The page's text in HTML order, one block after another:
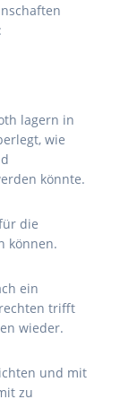
lagern in
wie
könnte.
die
können.
ein
trifft
wieder.
und mit
zu